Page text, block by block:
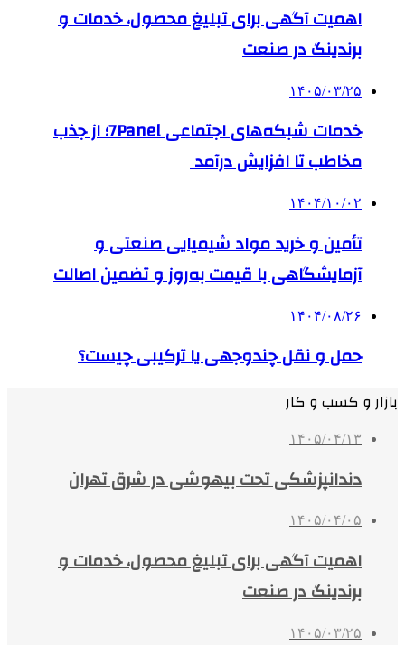
اهمیت آگهی برای تبلیغ محصول، خدمات و
برندینگ در صنعت
۱۴۰۵/۰۳/۲۵
خدمات شبکه‌های اجتماعی 7Panel؛ از جذب
مخاطب تا افزایش درآمد
۱۴۰۴/۱۰/۰۲
تأمین و خرید مواد شیمیایی صنعتی و
آزمایشگاهی با قیمت به‌روز و تضمین اصالت
۱۴۰۴/۰۸/۲۶
حمل و نقل چندوجهی یا ترکیبی چیست؟
بازار و کسب و کار
۱۴۰۵/۰۴/۱۳
دندانپزشکی تحت بیهوشی در شرق تهران
۱۴۰۵/۰۴/۰۵
اهمیت آگهی برای تبلیغ محصول، خدمات و
برندینگ در صنعت
۱۴۰۵/۰۳/۲۵